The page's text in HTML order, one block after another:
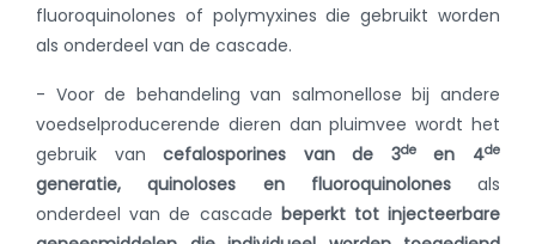
fluoroquinolones of polymyxines die gebruikt worden
als onderdeel van de cascade.
- Voor de behandeling van salmonellose bij andere
voedselproducerende dieren dan pluimvee wordt het
gebruik vancefalosporines van de 3deen 4de
generatie, quinoloses en fluoroquinolonesals
onderdeel van de cascade beperkt tot injecteerbare